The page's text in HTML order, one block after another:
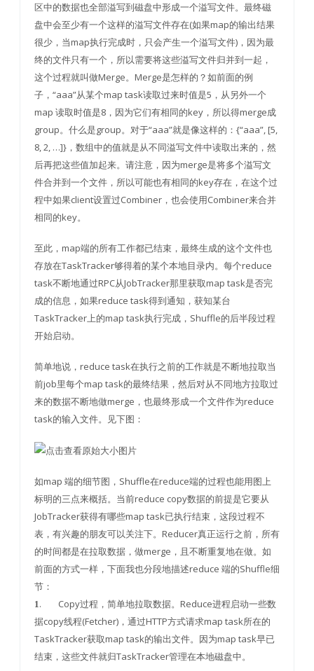
区中的数据也全部溢写到磁盘中形成一个溢写文件。最终磁
盘中会至少有一个这样的溢写文件存在(如果map的输出结果
很少，当map执行完成时，只会产生一个溢写文件)，因为最
终的文件只有一个，所以需要将这些溢写文件归并到一起，
这个过程就叫做Merge。Merge是怎样的？如前面的例
子，“aaa”从某个map task读取过来时值是5，从另外一个
map 读取时值是8，因为它们有相同的key，所以得merge成
group。什么是group。对于“aaa”就是像这样的：{“aaa”, [5,
8, 2, …]}，数组中的值就是从不同溢写文件中读取出来的，然
后再把这些值加起来。请注意，因为merge是将多个溢写文
件合并到一个文件，所以可能也有相同的key存在，在这个过
程中如果client设置过Combiner，也会使用Combiner来合并
相同的key。
至此，map端的所有工作都已结束，最终生成的这个文件也
存放在TaskTracker够得着的某个本地目录内。每个reduce
task不断地通过RPC从JobTracker那里获取map task是否完
成的信息，如果reduce task得到通知，获知某台
TaskTracker上的map task执行完成，Shuffle的后半段过程
开始启动。
简单地说，reduce task在执行之前的工作就是不断地拉取当
前job里每个map task的最终结果，然后对从不同地方拉取过
来的数据不断地做merge，也最终形成一个文件作为reduce
task的输入文件。见下图：
如map 端的细节图，Shuffle在reduce端的过程也能用图上
标明的三点来概括。当前reduce copy数据的前提是它要从
JobTracker获得有哪些map task已执行结束，这段过程不
表，有兴趣的朋友可以关注下。Reducer真正运行之前，所有
的时间都是在拉取数据，做merge，且不断重复地在做。如
前面的方式一样，下面我也分段地描述reduce 端的Shuffle细
节：
1. Copy过程，简单地拉取数据。Reduce进程启动一些数
据copy线程(Fetcher)，通过HTTP方式请求map task所在的
TaskTracker获取map task的输出文件。因为map task早已
结束，这些文件就归TaskTracker管理在本地磁盘中。